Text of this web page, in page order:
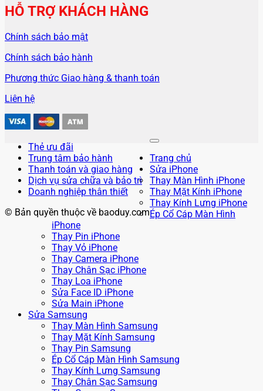
HỖ TRỢ KHÁCH HÀNG
Chính sách bảo mật
Chính sách bảo hành
Phương thức Giao hàng & thanh toán
Liên hệ
Thẻ ưu đãi
Trung tâm bảo hành
Thanh toán và giao hàng
Dịch vụ sửa chữa và bảo trì
Doanh nghiệp thân thiết
© Bản quyền thuộc về baoduy.com
Trang chủ
Sửa iPhone
Thay Màn Hình iPhone
Thay Mặt Kính iPhone
Thay Kính Lưng iPhone
Ép Cổ Cáp Màn Hình
iPhone
Thay Pin iPhone
Thay Vỏ iPhone
Thay Camera iPhone
Thay Chân Sạc iPhone
Thay Loa iPhone
Sửa Face ID iPhone
Sửa Main iPhone
Sửa Samsung
Thay Màn Hình Samsung
Thay Mặt Kính Samsung
Thay Pin Samsung
Ép Cổ Cáp Màn Hình Samsung
Thay Kính Lưng Samsung
Thay Chân Sạc Samsung